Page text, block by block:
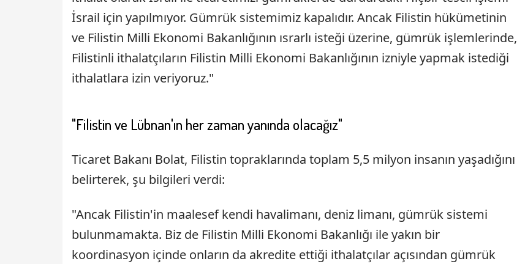
İsrail için yapılmıyor. Gümrük sistemimiz kapalıdır. Ancak Filistin hükümetinin
ve Filistin Milli Ekonomi Bakanlığının ısrarlı isteği üzerine, gümrük işlemlerinde,
Filistinli ithalatçıların Filistin Milli Ekonomi Bakanlığının izniyle yapmak istediği
ithalatlara izin veriyoruz."
"Filistin ve Lübnan'ın her zaman yanında olacağız"
Ticaret Bakanı Bolat, Filistin topraklarında toplam 5,5 milyon insanın yaşadığını
belirterek, şu bilgileri verdi:
"Ancak Filistin'in maalesef kendi havalimanı, deniz limanı, gümrük sistemi
bulunmamakta. Biz de Filistin Milli Ekonomi Bakanlığı ile yakın bir
koordinasyon içinde onların da akredite ettiği ithalatçılar açısından gümrük